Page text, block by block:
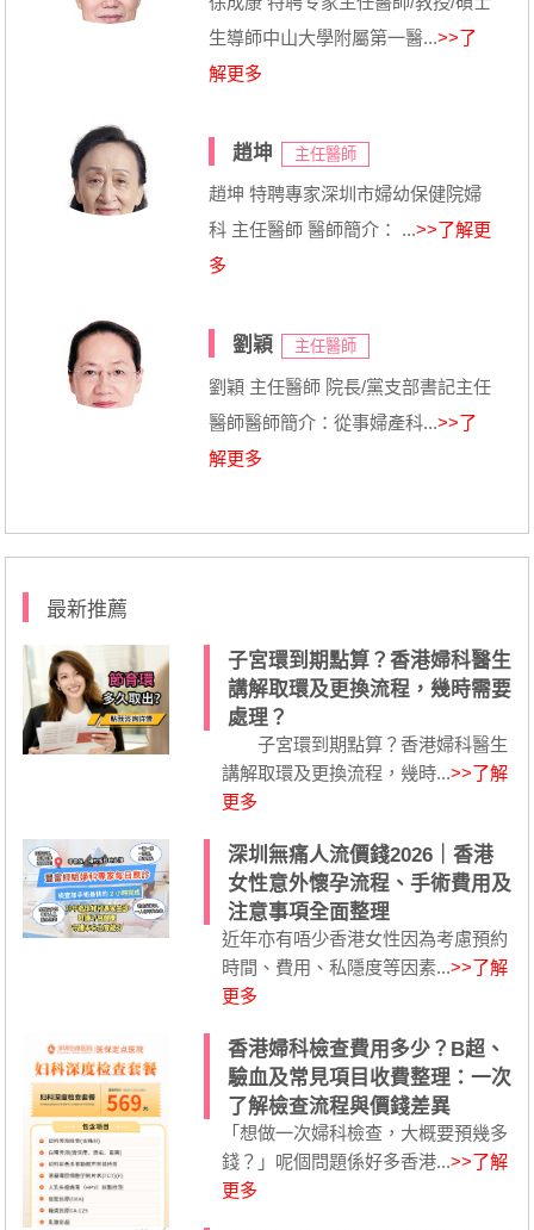
生導師中山大學附屬第一醫...>>了
解更多
趙坤 主任醫師
趙坤 特聘專家深圳市婦幼保健院婦
科 主任醫師 醫師簡介： ...>>了解更
多
劉穎 主任醫師
劉穎 主任醫師 院長/黨支部書記主任
醫師醫師簡介：從事婦產科...>>了
解更多
最新推薦
子宮環到期點算？香港婦科醫生
講解取環及更換流程，幾時需要
處理？
子宮環到期點算？香港婦科醫生
講解取環及更換流程，幾時...>>了解
更多
深圳無痛人流價錢2026｜香港
女性意外懷孕流程、手術費用及
注意事項全面整理
近年亦有唔少香港女性因為考慮預約
時間、費用、私隱度等因素...>>了解
更多
香港婦科檢查費用多少？B超、
驗血及常見項目收費整理：一次
了解檢查流程與價錢差異
「想做一次婦科檢查，大概要預幾多
錢？」呢個問題係好多香港...>>了解
更多